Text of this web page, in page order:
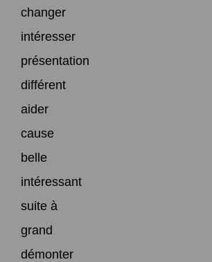
changer
intéresser
présentation
différent
aider
cause
belle
intéressant
suite à
grand
démonter